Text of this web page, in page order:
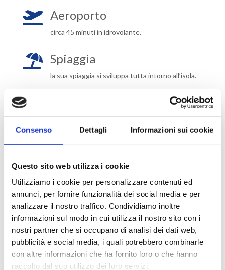
Consenso Dettagli Informazioni sui cookie
Questo sito web utilizza i cookie
Utilizziamo i cookie per personalizzare contenuti ed
annunci, per fornire funzionalità dei social media e per
analizzare il nostro traffico. Condividiamo inoltre
informazioni sul modo in cui utilizza il nostro sito con i
nostri partner che si occupano di analisi dei dati web,
pubblicità e social media, i quali potrebbero combinarle
con altre informazioni che ha fornito loro o che hanno
raccolto dal suo utilizzo dei loro servizi.
 Aeroporto
circa 45 minuti in idrovolante.
 Spiaggia
la sua spiaggia si sviluppa tutta intorno all’isola.
Perché scegliere Reethi Faru
Resort
Isola tropicale incontaminatacon spiagge
laguna cristallina e barriera corallina ricca di vita marina;
ampia scelta di ville sulla spiaggia e overwater;
atmosfera elegante ma rilassata;
ottimo resort per snorkeling, diving e viaggi di nozze.
INFORMAZIONI